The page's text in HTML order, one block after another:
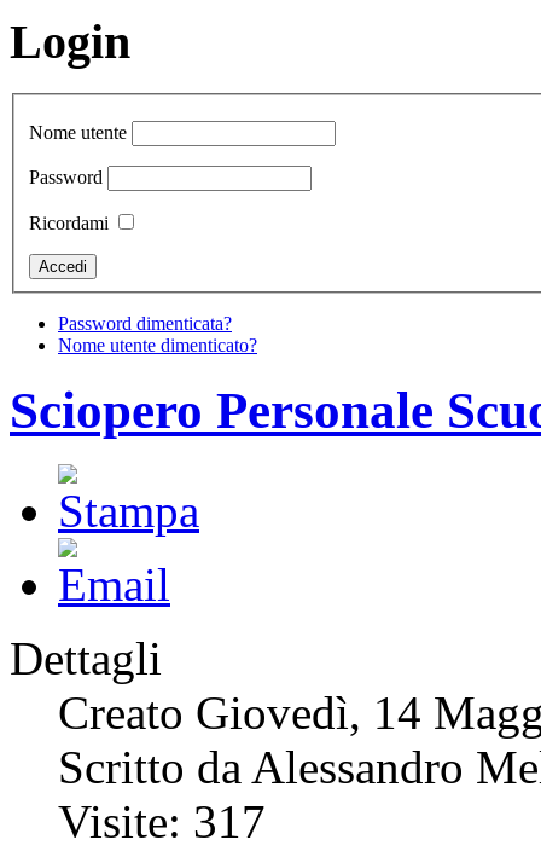
Login
Nome utente
Password
Ricordami
Password dimenticata?
Nome utente dimenticato?
Sciopero Personale
Dettagli
Creato Giovedì, 14
Scritto da Alessandro
Visite: 317